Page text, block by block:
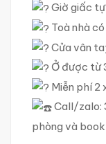
Giờ giấc
Toà nhà
Cửa vân
Ở được từ
Miễn phí 2
Call/zalo:
phòng và